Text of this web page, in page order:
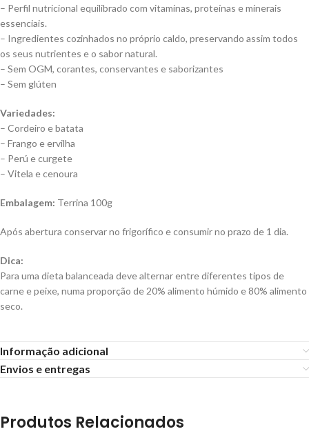
– Perfil nutricional equilibrado com vitaminas, proteínas e minerais
essenciais.
– Ingredientes cozinhados no próprio caldo, preservando assim todos
os seus nutrientes e o sabor natural.
– Sem OGM, corantes, conservantes e saborizantes
– Sem glúten
Variedades:
– Cordeiro e batata
– Frango e ervilha
– Perú e curgete
– Vitela e cenoura
Embalagem: Terrina 100g
Após abertura conservar no frigorífico e consumir no prazo de 1 dia.
Dica:
Para uma dieta balanceada deve alternar entre diferentes tipos de
carne e peixe, numa proporção de 20% alimento húmido e 80% alimento
seco.
Informação adicional
Envios e entregas
Produtos Relacionados